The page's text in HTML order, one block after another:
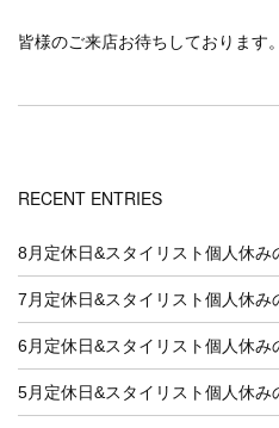
皆様のご来店お待ちしております。
RECENT ENTRIES
8月定休日&スタイリスト個人休み
7月定休日&スタイリスト個人休み
6月定休日&スタイリスト個人休み
5月定休日&スタイリスト個人休み